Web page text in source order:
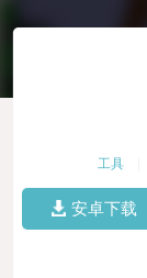
工具
安卓下载